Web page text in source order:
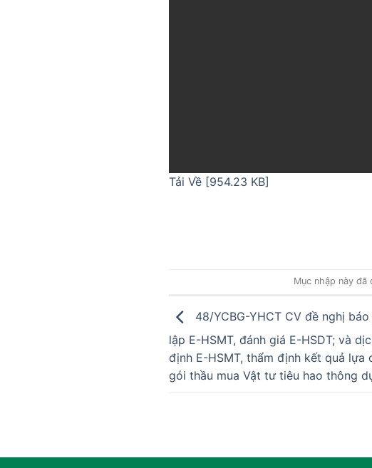
Tải Về [954.23 KB]
Mục nhập này
48/YCBG-YHCT CV đề nghị
lập E-HSMT, đánh giá E-HSDT; và
định E-HSMT, thẩm định kết quả lựa
gói thầu mua Vật tư tiêu hao thông